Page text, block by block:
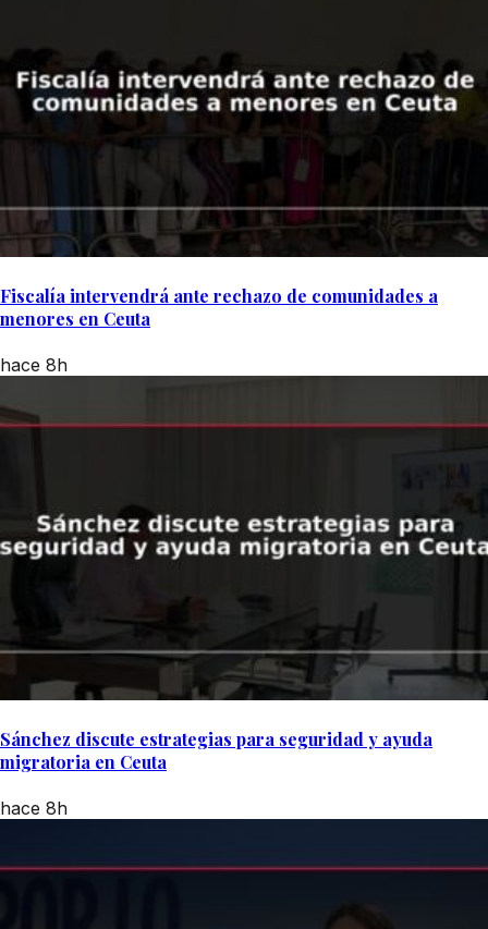
Fiscalía intervendrá ante rechazo de comunidades a
menores en Ceuta
hace 8h
Sánchez discute estrategias para seguridad y ayuda
migratoria en Ceuta
hace 8h